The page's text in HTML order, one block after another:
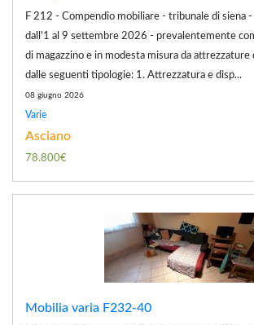
F 212 - Compendio mobiliare - tribunale di siena
dall'1 al 9 settembre 2026 - prevalentemente
di magazzino e in modesta misura da
dalle seguenti tipologie: 1. Attrezzatura e disp...
08 giugno 2026
Varie
Asciano
78.800€
Mobilia varia F232-40